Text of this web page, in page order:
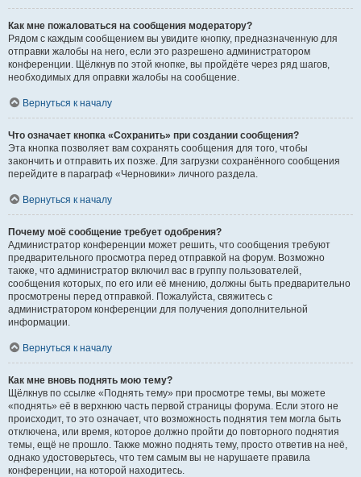
Как мне пожаловаться на сообщения модератору?
Рядом с каждым сообщением вы увидите кнопку, предназначенную для
отправки жалобы на него, если это разрешено администратором
конференции. Щёлкнув по этой кнопке, вы пройдёте через ряд шагов,
необходимых для оправки жалобы на сообщение.
Вернуться к началу
Что означает кнопка «Сохранить» при создании сообщения?
Эта кнопка позволяет вам сохранять сообщения для того, чтобы
закончить и отправить их позже. Для загрузки сохранённого сообщения
перейдите в параграф «Черновики» личного раздела.
Вернуться к началу
Почему моё сообщение требует одобрения?
Администратор конференции может решить, что сообщения требуют
предварительного просмотра перед отправкой на форум. Возможно
также, что администратор включил вас в группу пользователей,
сообщения которых, по его или её мнению, должны быть предварительно
просмотрены перед отправкой. Пожалуйста, свяжитесь с
администратором конференции для получения дополнительной
информации.
Вернуться к началу
Как мне вновь поднять мою тему?
Щёлкнув по ссылке «Поднять тему» при просмотре темы, вы можете
«поднять» её в верхнюю часть первой страницы форума. Если этого не
происходит, то это означает, что возможность поднятия тем могла быть
отключена, или время, которое должно пройти до повторного поднятия
темы, ещё не прошло. Также можно поднять тему, просто ответив на неё,
однако удостоверьтесь, что тем самым вы не нарушаете правила
конференции, на которой находитесь.